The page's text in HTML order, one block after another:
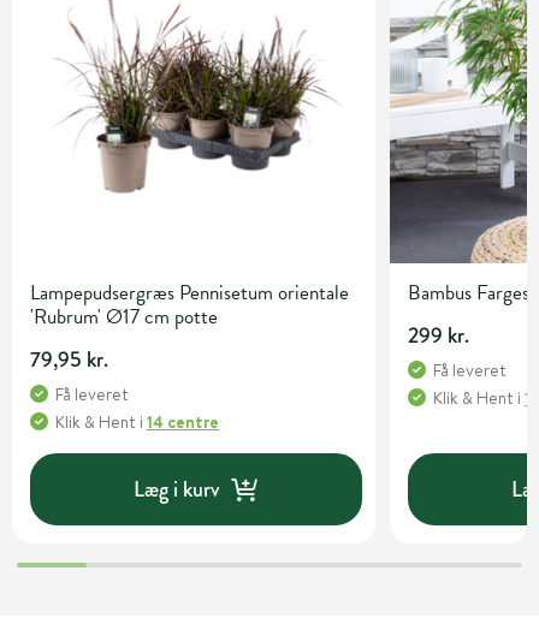
Lampepudsergræs Pennisetum orientale
'Rubrum' Ø17 cm potte
79,95 kr.
Få leveret
Klik & Hent i 14 centre
Læg i kurv
Bambus
299 kr.
Få leveret
Klik & Hent i